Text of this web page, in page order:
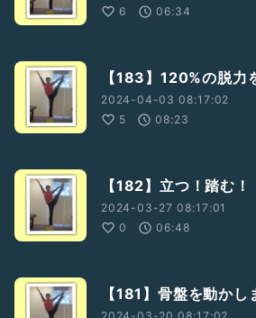
6
06:34
【183】120%の脱力
2024-04-03 08:17:02
5
08:23
【182】立つ！踏む！
2024-03-27 08:17:01
0
06:48
【181】骨盤を動かし